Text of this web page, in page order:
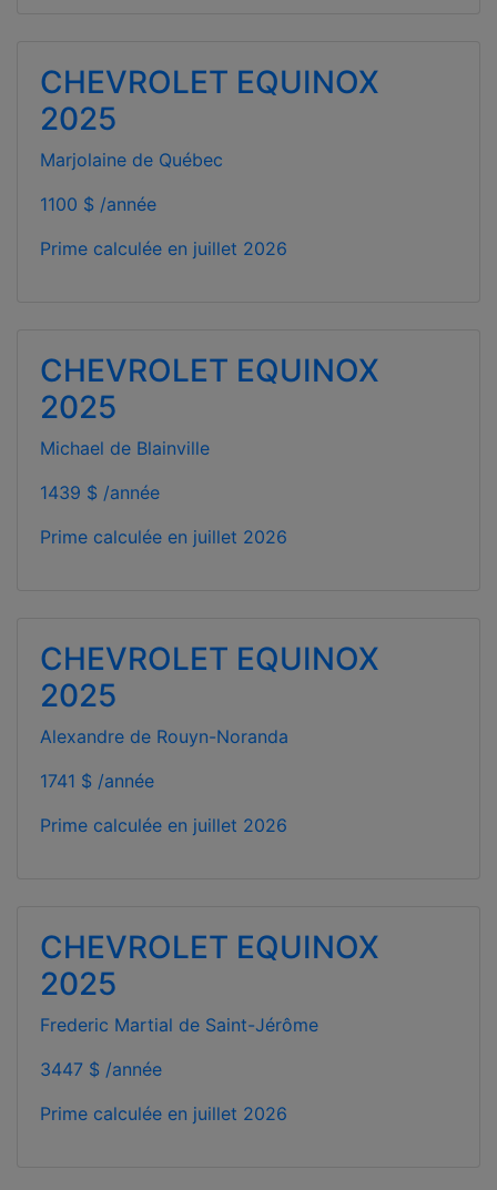
CHEVROLET EQUINOX
2025
Marjolaine de Québec
1100 $ /année
Prime calculée en juillet 2026
CHEVROLET EQUINOX
2025
Michael de Blainville
1439 $ /année
Prime calculée en juillet 2026
CHEVROLET EQUINOX
2025
Alexandre de Rouyn-Noranda
1741 $ /année
Prime calculée en juillet 2026
CHEVROLET EQUINOX
2025
Frederic Martial de Saint-Jérôme
3447 $ /année
Prime calculée en juillet 2026